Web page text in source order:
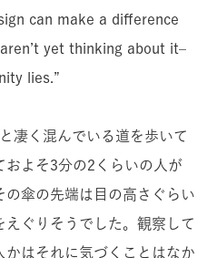
can make a difference
yet thinking about it–
lies.”
凄く混んでいる道を歩いて
およそ3分の2くらいの人が
傘の先端は目の高さぐらい
えぐりそうでした。観察して
かはそれに気づくことはなか